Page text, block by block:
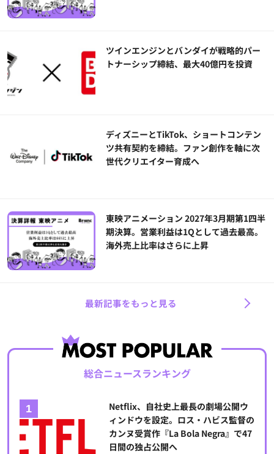
ツインエンジンとバンダイが戦略的パー
トナーシップ締結、最大40億円を投資
ディズニーとTikTok、ショートコンテン
ツ共有契約を締結。ファン創作を軸に次
世代クリエイター育成へ
東映アニメーション 2027年3月期第1四半
期決算。営業利益は1Qとして過去最高。
海外売上比率はさらに上昇
最新記事をもっと見る
総合ニュースランキング
Netflix、自社史上最長の劇場公開ウ
ィンドウを設定。ロス・ハビス監督の
カンヌ受賞作『La Bola Negra』で47
日間の独占公開へ